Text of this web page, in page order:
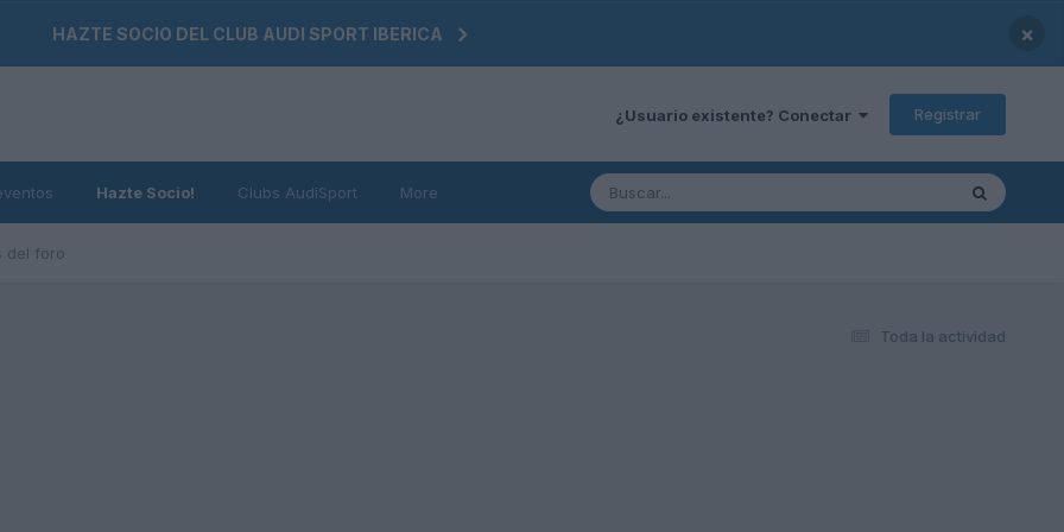
HAZTE SOCIO DEL CLUB AUDI SPORT IBERICA ×
¿Usuario existente? Conectar Registrar
del foro
Hazte Socio! Clubs AudiSport More
Toda la actividad